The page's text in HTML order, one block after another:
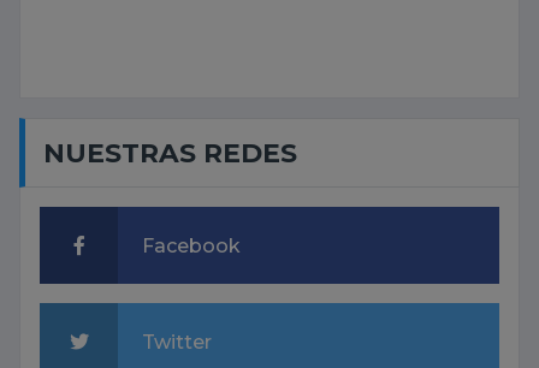
NUESTRAS REDES
Facebook
Twitter